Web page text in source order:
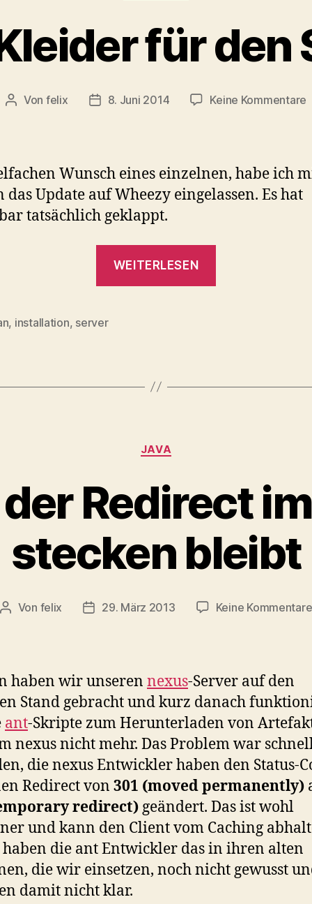
für den
Beitragsautor
Von felix Veröffentlichungsdatum
8. Juni 2014 Keine Kommentare
Wunsch eines einzelnen, habe ich
das Update auf Wheezy eingelassen. Es hat
tatsächlich geklappt.
WEITERLESEN
, installation, server
Kategorien
JAVA
Redirect
stecken bleibt
Beitragsautor
Von felix Veröffentlichungsdatum
29. März 2013 Keine Kommentare
haben wir unseren nexus-Server auf den
Stand gebracht und kurz danach
ant-Skripte zum Herunterladen von
nexus nicht mehr. Das Problem war
die nexus Entwickler haben den Status-
Redirect von 301 (moved permanently)
redirect) geändert. Das ist wohl
und kann den Client vom Caching
die ant Entwickler das in ihren alten
die wir einsetzen, noch nicht gewusst
damit nicht klar.